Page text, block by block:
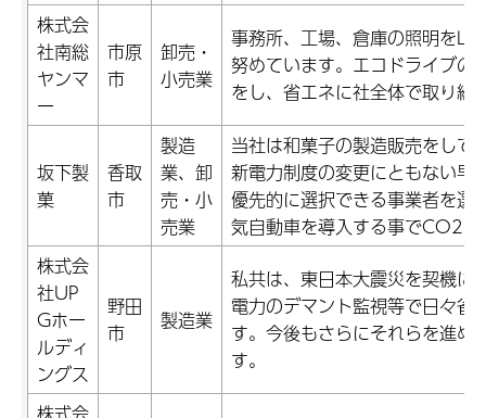
株式会
社南総
ヤンマ
ー
市原
市
卸売・
小売業
事務所、工場、倉庫の照明を
努めています。エコドライブの
をし、省エネに社全体で取り組
坂下製
菓
香取
市
製造
業、卸
売・小
売業
当社は和菓子の製造販売をして
新電力制度の変更にともない早
優先的に選択できる事業者を選
気自動車を導入する事でCO2
株式会
社UP
Gホー
ルディ
ングス
野田
市
製造業
私共は、東日本大震災を契機に
電力のデマント監視等で日々省
す。今後もさらにそれらを進め
す。